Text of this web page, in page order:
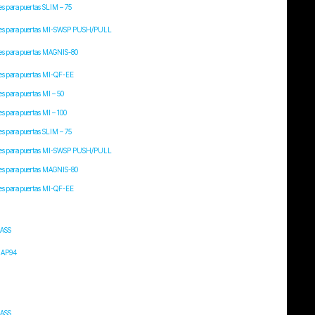
para puertas SLIM – 75
para puertas MI-SWSP PUSH/PULL
para puertas MAGNIS-80
para puertas MI-QF-EE
para puertas MI – 50
para puertas MI – 100
para puertas SLIM – 75
para puertas MI-SWSP PUSH/PULL
para puertas MAGNIS-80
para puertas MI-QF-EE